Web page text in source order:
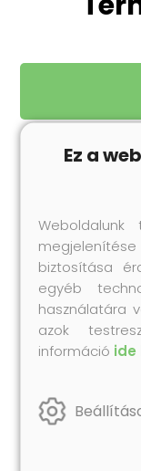
Próbáld ki
Ez a
biztosítása
egyéb
használatára
azok
információ